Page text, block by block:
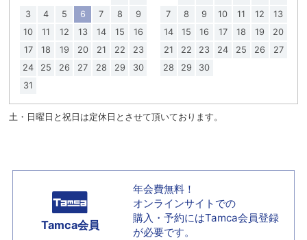
3
4 5 6 7 8
9
10
11 12 13 14 15
16
17
18 19 20 21 22
23
24
25 26 27 28 29
30
31
7
8 9 10 11 12
13
14
15 16 17 18 19
20
21
22 23 24 25 26
27
28
29 30
土・日曜日と祝日は定休日とさせて頂いております。
Tamca会員
年会費無料！
オンラインサイトでの
購入・予約にはTamca会員登録
が必要です。